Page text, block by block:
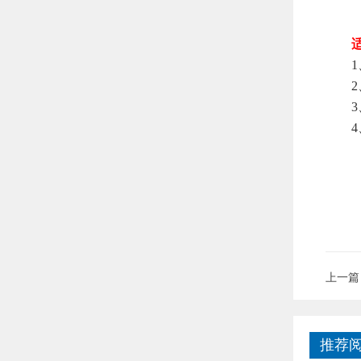
适
1、
2、
3、
4、
上一篇
推荐